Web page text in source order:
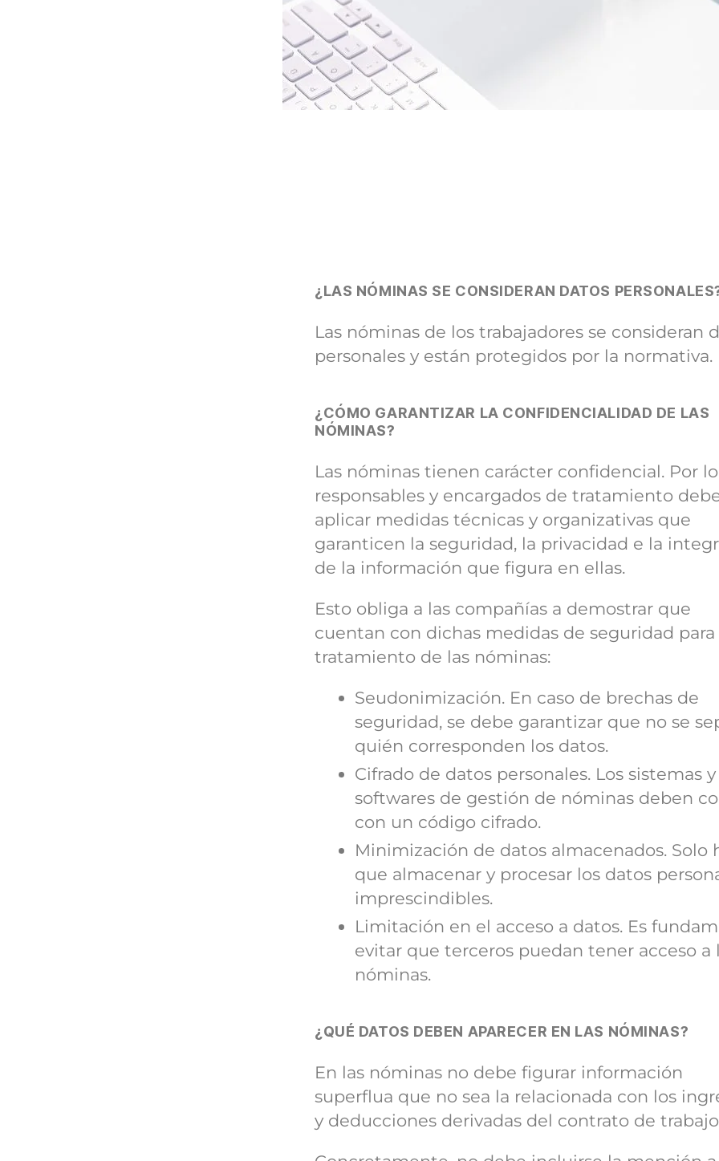
¿LAS NÓMINAS SE CONSIDERAN DATOS
Las nóminas de los trabajadores se consideran
personales y están protegidos por la normativa.
¿CÓMO GARANTIZAR LA CONFIDENCIALIDAD DE LAS
NÓMINAS?
Las nóminas tienen carácter confidencial. Por
responsables y encargados de tratamiento
aplicar medidas técnicas y organizativas que
garanticen la seguridad, la privacidad e la
de la información que figura en ellas.
Esto obliga a las compañías a demostrar que
cuentan con dichas medidas de seguridad para
tratamiento de las nóminas:
Seudonimización. En caso de brechas de
seguridad, se debe garantizar que no se
quién corresponden los datos.
Cifrado de datos personales. Los sistemas y
softwares de gestión de nóminas deben
con un código cifrado.
Minimización de datos almacenados. Solo
que almacenar y procesar los datos
imprescindibles.
Limitación en el acceso a datos. Es
evitar que terceros puedan tener acceso a
nóminas.
¿QUÉ DATOS DEBEN APARECER EN LAS NÓMINAS?
En las nóminas no debe figurar información
superflua que no sea la relacionada con los
y deducciones derivadas del contrato de